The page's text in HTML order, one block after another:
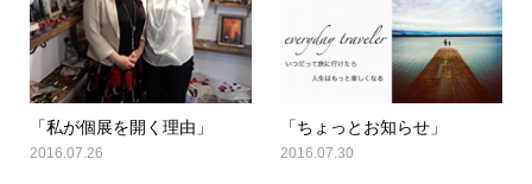
「私が個展を開く理由」
2016.07.26
「ちょっとお知らせ」
2016.07.30